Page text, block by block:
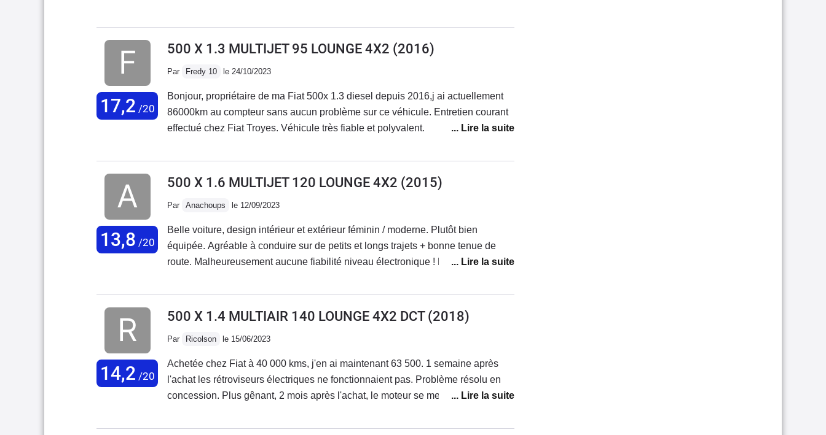
17,2 /20
500 X 1.3 MULTIJET 95 LOUNGE 4X2 (2016)
Par Fredy 10 le 24/10/2023
Bonjour, propriétaire de ma Fiat 500x 1.3 diesel depuis 2016,j ai actuellement
86000km au compteur sans aucun problème sur ce véhicule. Entretien courant
effectué chez Fiat Troyes. Véhicule très fiable et polyvalent.
13,8 /20
500 X 1.6 MULTIJET 120 LOUNGE 4X2 (2015)
Par Anachoups le 12/09/2023
Belle voiture, design intérieur et extérieur féminin / moderne. Plutôt bien
équipée. Agréable à conduire sur de petits et longs trajets + bonne tenue de
route. Malheureusement aucune fiabilité niveau électronique ! La voiture vieillit
est déplorable, aucune reconnaissance de leurs défauts de fabrication ! J'adore
ma voiture mais au vu des coûts de réparations faramineux, des problèmes qui
14,2 /20
500 X 1.4 MULTIAIR 140 LOUNGE 4X2 DCT(2018)
Par Ricolson le 15/06/2023
Achetée chez Fiat à 40 000 kms, j'en ai maintenant 63 500. 1 semaine après
l'achat les rétroviseurs électriques ne fonctionnaient pas. Problème résolu en
concession. Plus gênant, 2 mois après l'achat, le moteur se met en mode
moteur résolu par la concession . Sous garantie.Au niveau look, elle est